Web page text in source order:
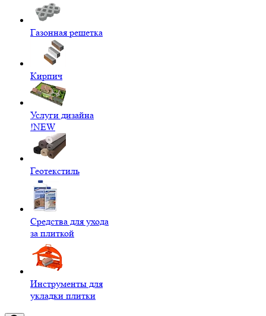
Газонная решетка
Кирпич
Услуги дизайна
!NEW
Геотекстиль
Средства для ухода
за плиткой
Инструменты для
укладки плитки